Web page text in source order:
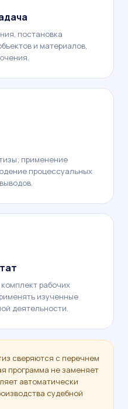
постановка
и материалов,
применение
процессуальных
рабочих
изученные
деятельности.
сверяются с перечнем
программа не заменяет
автоматически
судебной